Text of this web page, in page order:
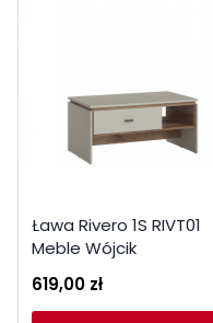
Ława Rivero 1S RIVT01
Meble Wójcik
619,00 zł